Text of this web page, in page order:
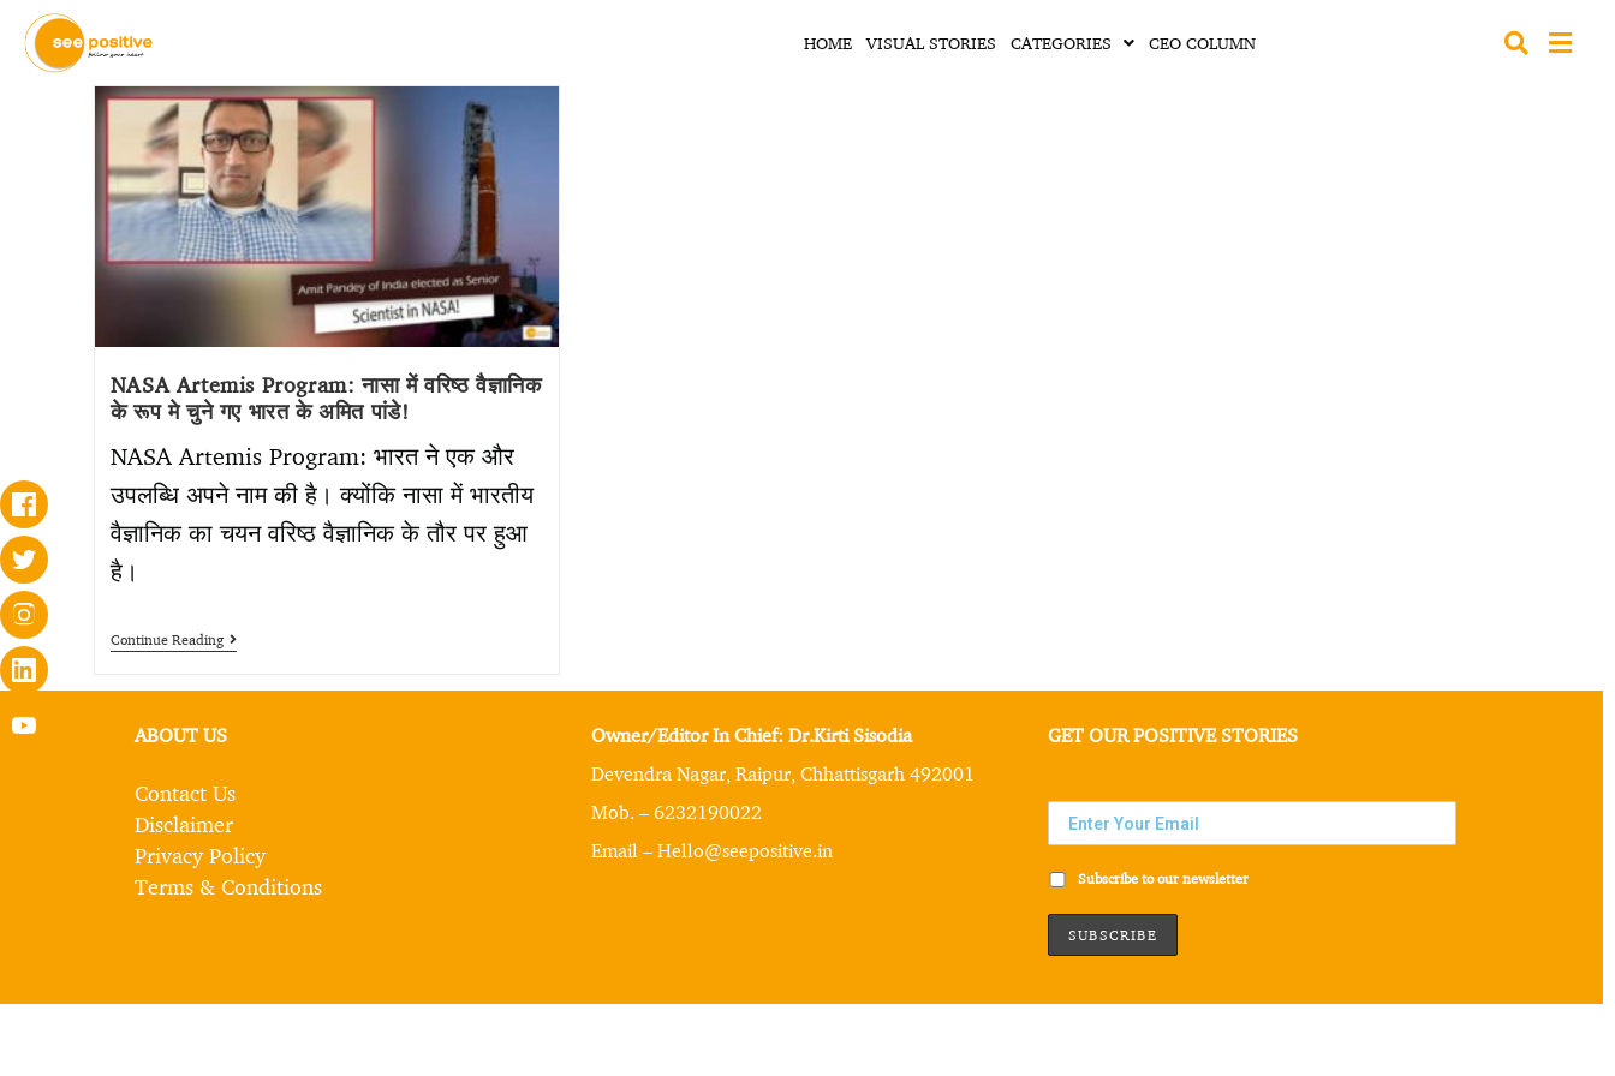
HOME VISUAL STORIES CATEGORIES CEO COLUMN
NASA Artemis Program: नासा में वरिष्ठ वैज्ञानिक
के रूप मे चुने गए भारत के अमित पांडे!
NASA Artemis Program: भारत ने एक और
उपलब्धि अपने नाम की है। क्योंकि नासा में भारतीय
वैज्ञानिक का चयन वरिष्ठ वैज्ञानिक के तौर पर हुआ
है।
Continue Reading
ABOUT US
Contact Us
Disclaimer
Privacy Policy
Terms & Conditions
Owner/Editor In Chief: Dr.Kirti Sisodia
Devendra Nagar, Raipur, Chhattisgarh 492001
Mob. – 6232190022
Email – Hello@seepositive.in
GET OUR POSITIVE STORIES
Subscribe to our newsletter